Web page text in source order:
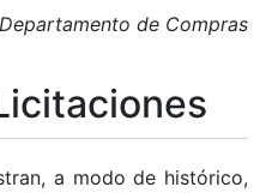
de Compras
a modo de histórico,